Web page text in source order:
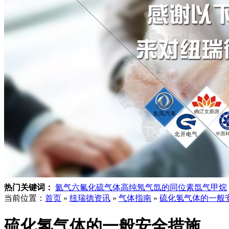
热门关键词： 氦气六氟化硫气体高纯氖气氙的同位素氙气甲烷
当前位置： 首页 » 纽瑞德资讯 » 气体指南 » 硫化氢气体的一般